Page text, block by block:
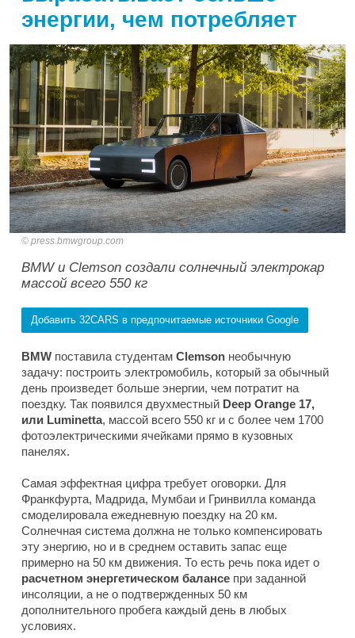
энергии, чем потребляет
press.bmwgroup.com
BMW и Clemson создали солнечный электрокар
массой всего 550 кг
Добавить 32CARS в предпочитаемые источники Google
BMW поставила студентам Clemson необычную
задачу: построить электромобиль, который за обычный
день произведет больше энергии, чем потратит на
поездку. Так появился двухместный Deep Orange 17,
или Luminetta, массой всего 550 кг и с более чем 1700
фотоэлектрическими ячейками прямо в кузовных
панелях.
Самая эффектная цифра требует оговорки. Для
Франкфурта, Мадрида, Мумбаи и Гринвилла команда
смоделировала ежедневную поездку на 20 км.
Солнечная система должна не только компенсировать
эту энергию, но и в среднем оставить запас еще
примерно на 50 км движения. То есть речь пока идет о
расчетном энергетическом балансе при заданной
инсоляции, а не о подтвержденных 50 км
дополнительного пробега каждый день в любых
условиях.